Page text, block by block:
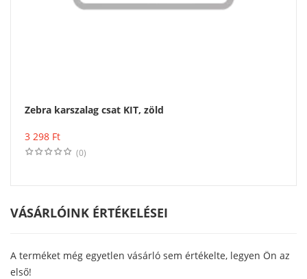
Zebra karszalag csat KIT, zöld
3 298 Ft
(0)
VÁSÁRLÓINK ÉRTÉKELÉSEI
A terméket még egyetlen vásárló sem értékelte, legyen Ön az
első!